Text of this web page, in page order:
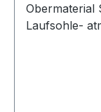
Obermaterial
Laufsohle-